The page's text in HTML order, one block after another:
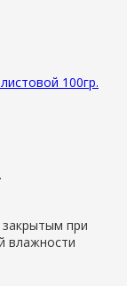
100гр.
при
влажности